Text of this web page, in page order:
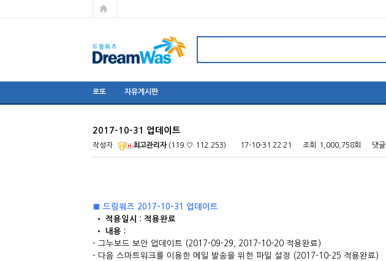
로또 자유게시판
2017-10-31 업데이트
작성자 최고관리자(119.♡.112.253) 17-10-31 22:21 조회 1,000,758회 댓글
■ 드림워즈 2017-10-31 업데이트
​ • 적용일시 : 적용완료
• 내용 : ​
- 그누보드 보안 업데이트 (2017-09-29, 2017-10-20 적용완료)
- 다음 스마트워크를 이용한 메일 발송을 위한 파일 설정 (2017-10-25 적용완료)